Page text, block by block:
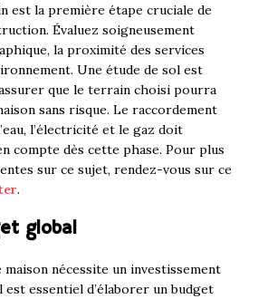
est la première étape cruciale de
Évaluez soigneusement
la proximité des services
Une étude de sol est
que le terrain choisi pourra
sans risque. Le raccordement
l’électricité et le gaz doit
compte dès cette phase. Pour plus
sur ce sujet, rendez-vous sur ce
.
global
maison nécessite un investissement
essentiel d’élaborer un budget